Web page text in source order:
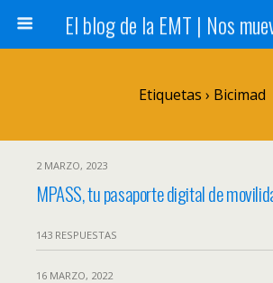
Etiquetas › Bicimad
2 MARZO, 2023
MPASS, tu pasaporte digital de
143 RESPUESTAS
16 MARZO, 2022